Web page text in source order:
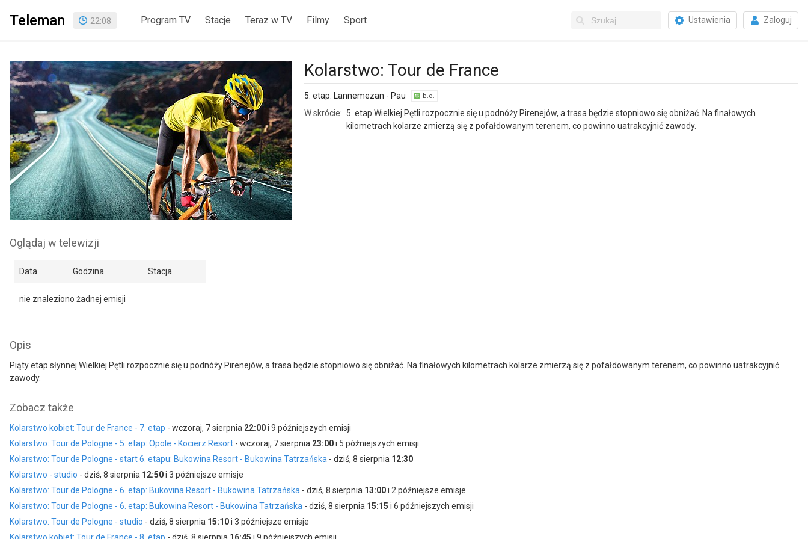
Teleman 22:08 Program TV Stacje Teraz w TV Filmy Sport Ustawienia Zaloguj
Kolarstwo: Tour de France
5. etap: Lannemezan - Pau b.o.
W skrócie: 5. etap Wielkiej Pętli rozpocznie się u podnóży Pirenejów, a trasa będzie stopniowo się obniżać. Na finałowych
kilometrach kolarze zmierzą się z pofałdowanym terenem, co powinno uatrakcyjnić zawody.
Oglądaj w telewizji
Data Godzina Stacja
nie znaleziono żadnej emisji
Opis
Piąty etap słynnej Wielkiej Pętli rozpocznie się u podnóży Pirenejów, a trasa będzie stopniowo się obniżać. Na finałowych kilometrach kolarze zmierzą się z pofałdowanym terenem, co powinno uatrakcyjnić
zawody.
Zobacz także
Kolarstwo kobiet: Tour de France - 7. etap - wczoraj, 7 sierpnia 22:00i 9 późniejszych emisji
Kolarstwo: Tour de Pologne - 5. etap: Opole - Kocierz Resort - wczoraj, 7 sierpnia 23:00i 5 późniejszych emisji
Kolarstwo: Tour de Pologne - start 6. etapu: Bukowina Resort - Bukowina Tatrzańska - dziś, 8 sierpnia 12:30
Kolarstwo - studio - dziś, 8 sierpnia 12:50i 3 późniejsze emisje
Kolarstwo: Tour de Pologne - 6. etap: Bukovina Resort - Bukowina Tatrzańska - dziś, 8 sierpnia 13:00i 2 późniejsze emisje
Kolarstwo: Tour de Pologne - 6. etap: Bukowina Resort - Bukowina Tatrzańska - dziś, 8 sierpnia 15:15 i 6 późniejszych emisji
Kolarstwo: Tour de Pologne - studio - dziś, 8 sierpnia 15:10i 3 późniejsze emisje